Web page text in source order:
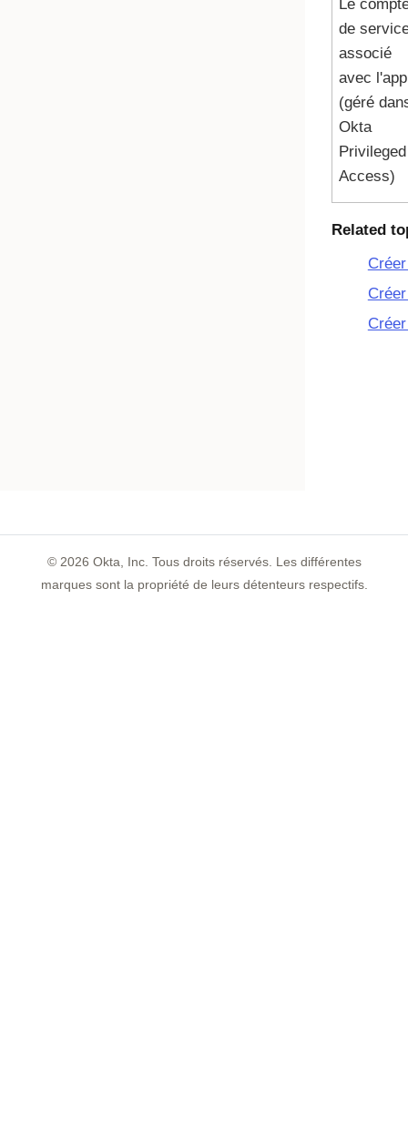
Le
de
associé
avec l'app
(géré
Okta
Privileged
Access)
Related
© 2026 Okta, Inc. Tous droits réservés. Les différentes
marques sont la propriété de leurs détenteurs respectifs.